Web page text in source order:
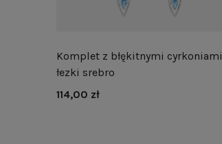
Komplet z błękitnymi cyrkoniami
łezki srebro
114,00 zł